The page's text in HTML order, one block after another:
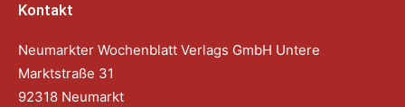
Kontakt
Neumarkter Wochenblatt Verlags GmbH Untere
Marktstraße 31
92318 Neumarkt